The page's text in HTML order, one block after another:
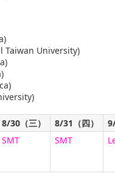
Taiwan University)
8/30（三） 8/31（四）
SMT SMT